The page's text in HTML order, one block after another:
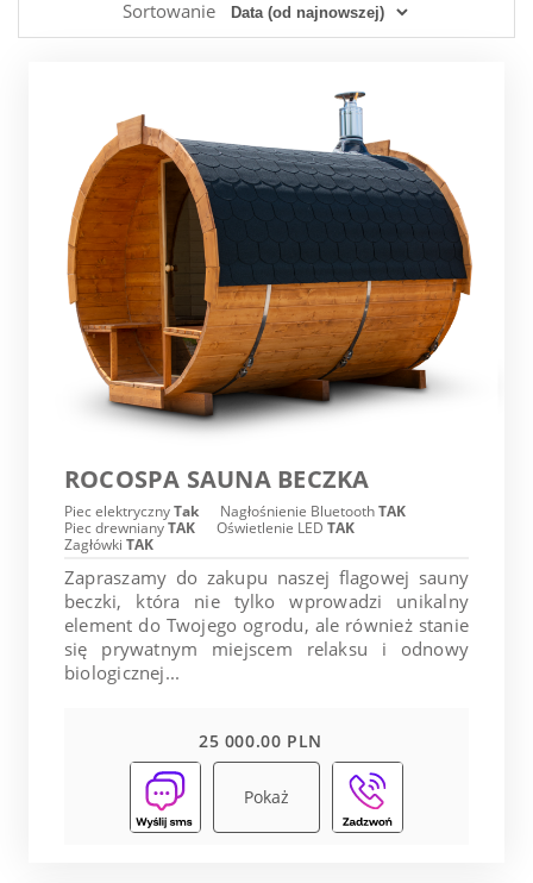
Sortowanie
ROCOSPA SAUNA BECZKA
Piec elektrycznyTak Nagłośnienie BluetoothTAK
Piec drewnianyTAK Oświetlenie LED TAK
Zagłówki TAK
Zapraszamy do zakupu naszej flagowej sauny
beczki, która nie tylko wprowadzi unikalny
element do Twojego ogrodu, ale również stanie
się prywatnym miejscem relaksu i odnowy
biologicznej...
25 000.00 PLN
Pokaż